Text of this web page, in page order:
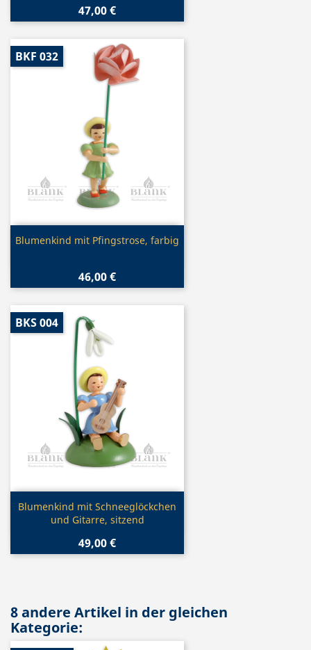
47,00 €
Vorschau
Blumenkind mit Pfingstrose, farbig
46,00 €
BKF 032
Vorschau
Blumenkind mit Schneeglöckchen
und Gitarre, sitzend
49,00 €
BKS 004
8 andere Artikel in der gleichen
Kategorie: